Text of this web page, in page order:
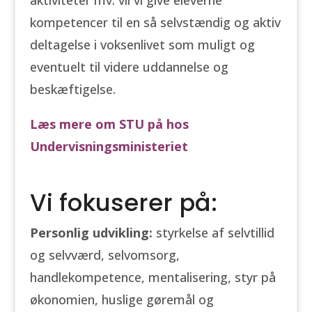
kompetencer til en så selvstændig og aktiv
deltagelse i voksenlivet som muligt og
eventuelt til videre uddannelse og
beskæftigelse.
Læs mere om STU på hos
Undervisningsministeriet
Vi fokuserer på:
Personlig udvikling: styrkelse af selvtillid
og selvværd, selvomsorg,
handlekompetence, mentalisering, styr på
økonomien, huslige gøremål og